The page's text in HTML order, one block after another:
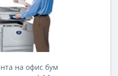
на офис бум